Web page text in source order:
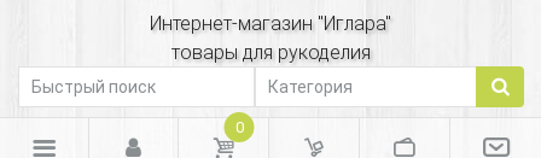
Интернет-магазин "Иглара"
товары для рукоделия
0